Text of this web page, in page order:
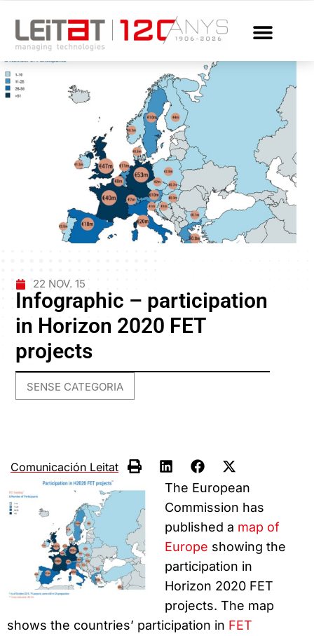
22 NOV. 15
Infographic – participation
in Horizon 2020 FET
projects
SENSE CATEGORIA
Comunicación Leitat
The European
Commission has
published a map of
Europe showing the
participation in
Horizon 2020 FET
projects. The map
shows the countries’ participation in FET